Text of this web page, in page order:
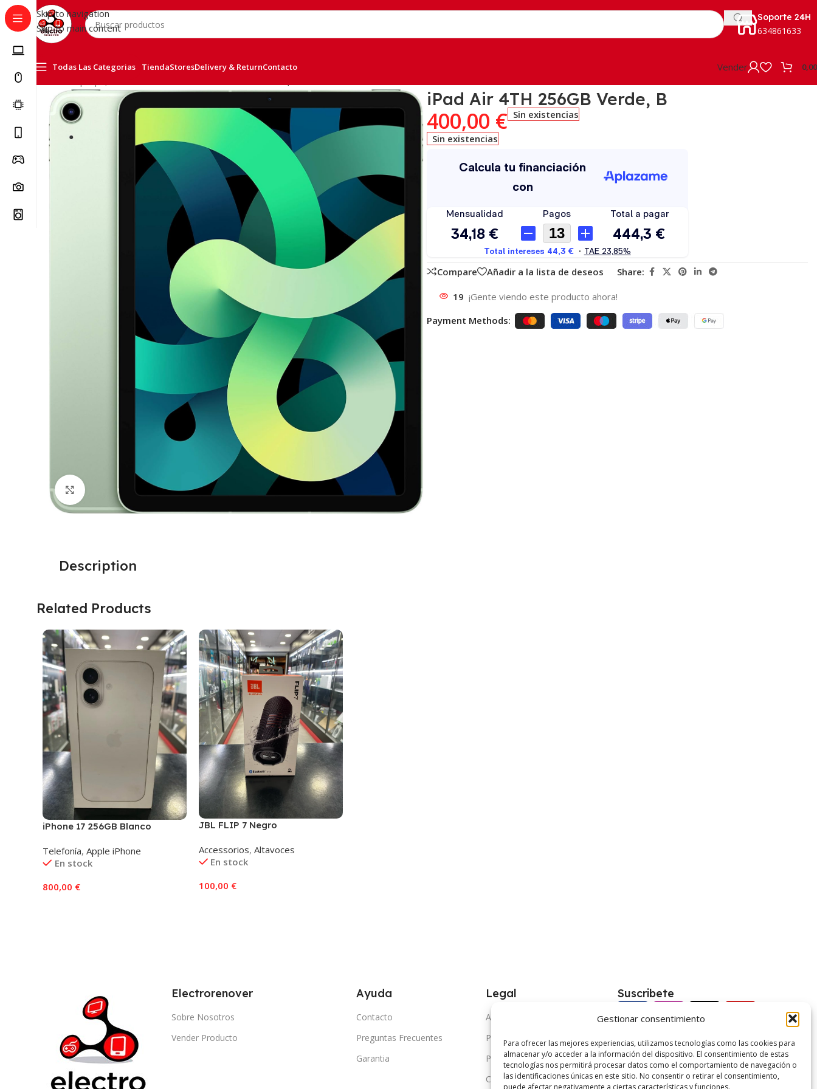
Gestionar consentimiento
Para ofrecer las mejores experiencias, utilizamos tecnologías como las cookies para
almacenar y/o acceder a la información del dispositivo. El consentimiento de estas
tecnologías nos permitirá procesar datos como el comportamiento de navegación o
las identificaciones únicas en este sitio. No consentir o retirar el consentimiento,
puede afectar negativamente a ciertas características y funciones.
Skip to navigation
Skip to main content
Soporte 24H
634861633
Todas Las Categorias TiendaStoresDelivery & ReturnContacto Vender
Click to enlarge
iPad Air 4TH 256GB Verde, B
400,00 € Sin existencias
Sin existencias
Compare Añadir a la lista de deseos Share:
19 ¡Gente viendo este producto ahora!
Payment Methods:
Description
Related Products
iPhone 17 256GB Blanco
Telefonía, Apple iPhone
En stock
800,00 €
JBL FLIP 7 Negro
Accessorios, Altavoces
En stock
100,00 €
Electrorenover
Sobre Nosotros
Vender Producto
Ayuda
Contacto
Preguntas Frecuentes
Garantia
Legal
Aviso Legal
Politica de Cookies
Politica de Privacidad
Condiciones Generales
Suscribete